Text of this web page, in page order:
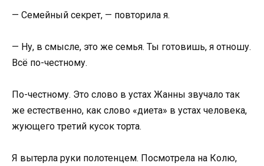
— Семейный секрет, — повторила я.
— Ну, в смысле, это же семья. Ты готовишь, я отношу.
Всё по-честному.
По-честному. Это слово в устах Жанны звучало так
же естественно, как слово «диета» в устах человека,
жующего третий кусок торта.
Я вытерла руки полотенцем. Посмотрела на Колю,